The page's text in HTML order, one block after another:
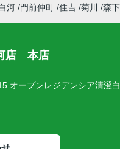
河 門前仲町 住吉 菊川 森下
店 本店
オープンレジデンシア清澄